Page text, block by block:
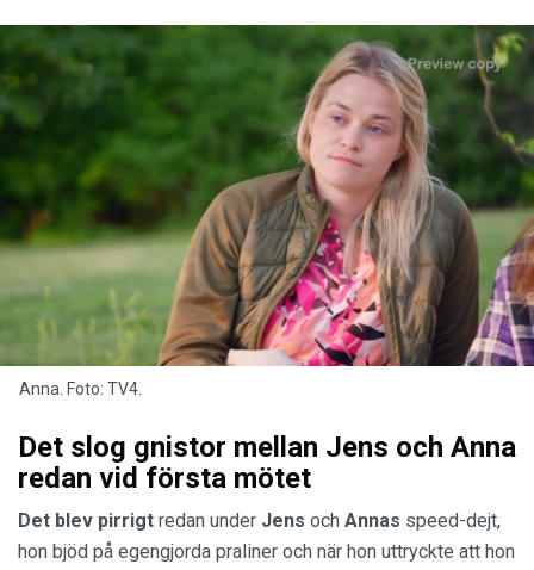
Anna. Foto: TV4.
Det slog gnistor mellan Jens och Anna
redan vid första mötet
Det blev pirrigt redan under Jens och Annas speed-dejt,
hon bjöd på egengjorda praliner och när hon uttryckte att hon